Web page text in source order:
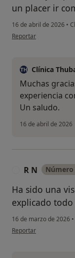
un placer ir
16 de abril de 2026 •
en opinión del usuario
Reportar
Clínica
Muchas
experiencia
Un saludo.
16 de abril de 2026
R N
Ha sido una
explicado
16 de marzo de 2026 •
en opinión del usuario R
Reportar